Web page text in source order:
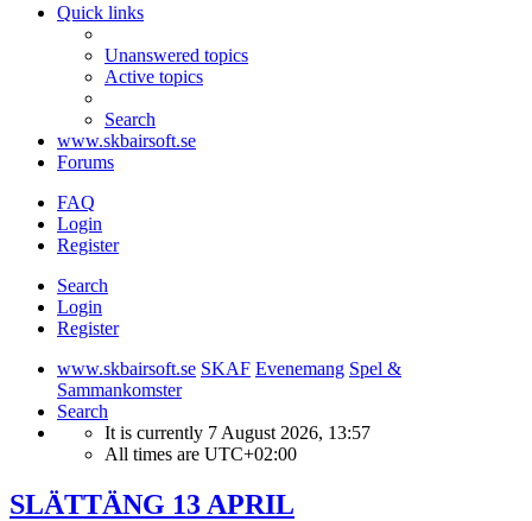
Quick links
Unanswered topics
Active topics
Search
www.skbairsoft.se
Forums
FAQ
Login
Register
Search
Login
Register
www.skbairsoft.se SKAF Evenemang Spel &
Sammankomster
Search
It is currently 7 August 2026, 13:57
All times are UTC+02:00
SLÄTTÄNG 13 APRIL